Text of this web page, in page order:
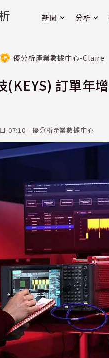
新聞 分析
優分析產業數據中心-Claire
(KEYS) 訂單年
07:10 - 優分析產業數據中心